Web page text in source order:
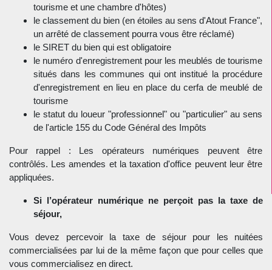
tourisme et une chambre d'hôtes)
le classement du bien (en étoiles au sens d'Atout France",
un arrêté de classement pourra vous être réclamé)
le SIRET du bien qui est obligatoire
le numéro d'enregistrement pour les meublés de tourisme
situés dans les communes qui ont institué la procédure
d'enregistrement en lieu en place du cerfa de meublé de
tourisme
le statut du loueur "professionnel" ou "particulier" au sens
de l'article 155 du Code Général des Impôts
Pour rappel : Les opérateurs numériques peuvent être
contrôlés. Les amendes et la taxation d'office peuvent leur être
appliquées.
Si l’opérateur numérique ne perçoit pas la taxe de
séjour,
Vous devez percevoir la taxe de séjour pour les nuitées
commercialisées par lui de la même façon que pour celles que
vous commercialisez en direct.